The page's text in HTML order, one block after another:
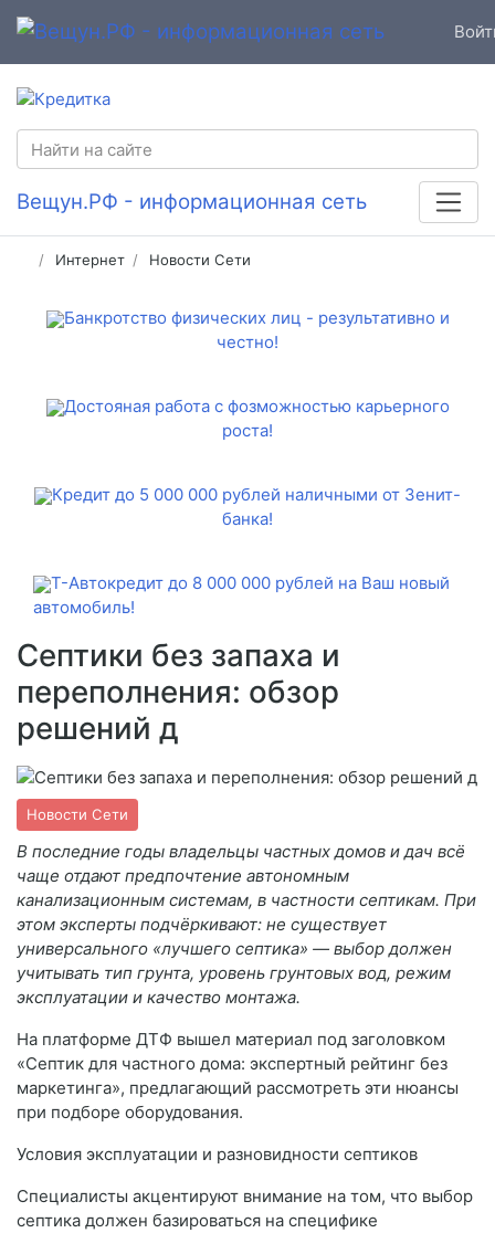
Вещун.РФ - информационная сеть
Интернет Новости Сети
Банкротство физических лиц - результативно и
честно!
Достояная работа с фозможностью карьерного
роста!
Кредит до 5 000 000 рублей наличными от Зенит-
банка!
Т-Автокредит до 8 000 000 рублей на Ваш новый
автомобиль!
Септики без запаха и
переполнения: обзор
решений д
Новости Сети
В последние годы владельцы частных домов и дач всё
чаще отдают предпочтение автономным
канализационным системам, в частности септикам. При
этом эксперты подчёркивают: не существует
универсального «лучшего септика» — выбор должен
учитывать тип грунта, уровень грунтовых вод, режим
эксплуатации и качество монтажа.
На платформе ДТФ вышел материал под заголовком
«Септик для частного дома: экспертный рейтинг без
маркетинга», предлагающий рассмотреть эти нюансы
при подборе оборудования.
Условия эксплуатации и разновидности септиков
Специалисты акцентируют внимание на том, что выбор
септика должен базироваться на специфике